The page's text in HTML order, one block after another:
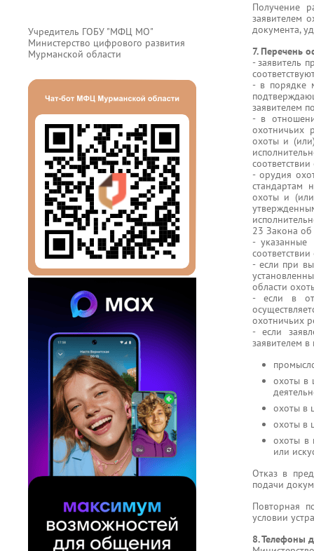
Учредитель ГОБУ "МФЦ МО"
Министерство цифрового развития
Мурманской области
Получение
заявителем
документа,
7. Перечень
- заявитель
- в порядке
заявителем
- в
охотничьих
охоты и
- орудия
стандартам
охоты и
23 Закона об
- указанные
- если при
области
- если в
охотничьих
- если
заявителем
охоты в
охоты в
охоты в
охоты в
или
Отказ в
подачи
Повторная
условии
8. Телефоны